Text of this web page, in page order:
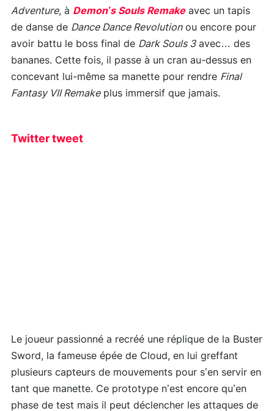
Adventure, à Demon’s Souls Remakeavec un tapis
de danse de Dance Dance Revolutionou encore pour
avoir battu le boss final de Dark Souls 3avec… des
bananes. Cette fois, il passe à un cran au-dessus en
concevant lui-même sa manette pour rendre Final
Fantasy VII Remakeplus immersif que jamais.
Twitter tweet
Le joueur passionné a recréé une réplique de la Buster
Sword, la fameuse épée de Cloud, en lui greffant
plusieurs capteurs de mouvements pour s’en servir en
tant que manette. Ce prototype n’est encore qu’en
phase de test mais il peut déclencher les attaques de